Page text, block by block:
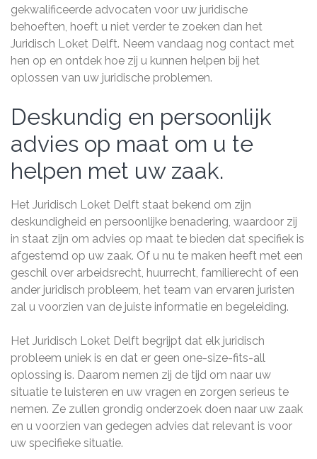
gekwalificeerde advocaten voor uw juridische
behoeften, hoeft u niet verder te zoeken dan het
Juridisch Loket Delft. Neem vandaag nog contact met
hen op en ontdek hoe zij u kunnen helpen bij het
oplossen van uw juridische problemen.
Deskundig en persoonlijk
advies op maat om u te
helpen met uw zaak.
Het Juridisch Loket Delft staat bekend om zijn
deskundigheid en persoonlijke benadering, waardoor zij
in staat zijn om advies op maat te bieden dat specifiek is
afgestemd op uw zaak. Of u nu te maken heeft met een
geschil over arbeidsrecht, huurrecht, familierecht of een
ander juridisch probleem, het team van ervaren juristen
zal u voorzien van de juiste informatie en begeleiding.
Het Juridisch Loket Delft begrijpt dat elk juridisch
probleem uniek is en dat er geen one-size-fits-all
oplossing is. Daarom nemen zij de tijd om naar uw
situatie te luisteren en uw vragen en zorgen serieus te
nemen. Ze zullen grondig onderzoek doen naar uw zaak
en u voorzien van gedegen advies dat relevant is voor
uw specifieke situatie.